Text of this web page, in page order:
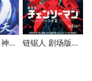
仙逆剧场版 神临之战 链锯人 剧场版：蕾塞篇